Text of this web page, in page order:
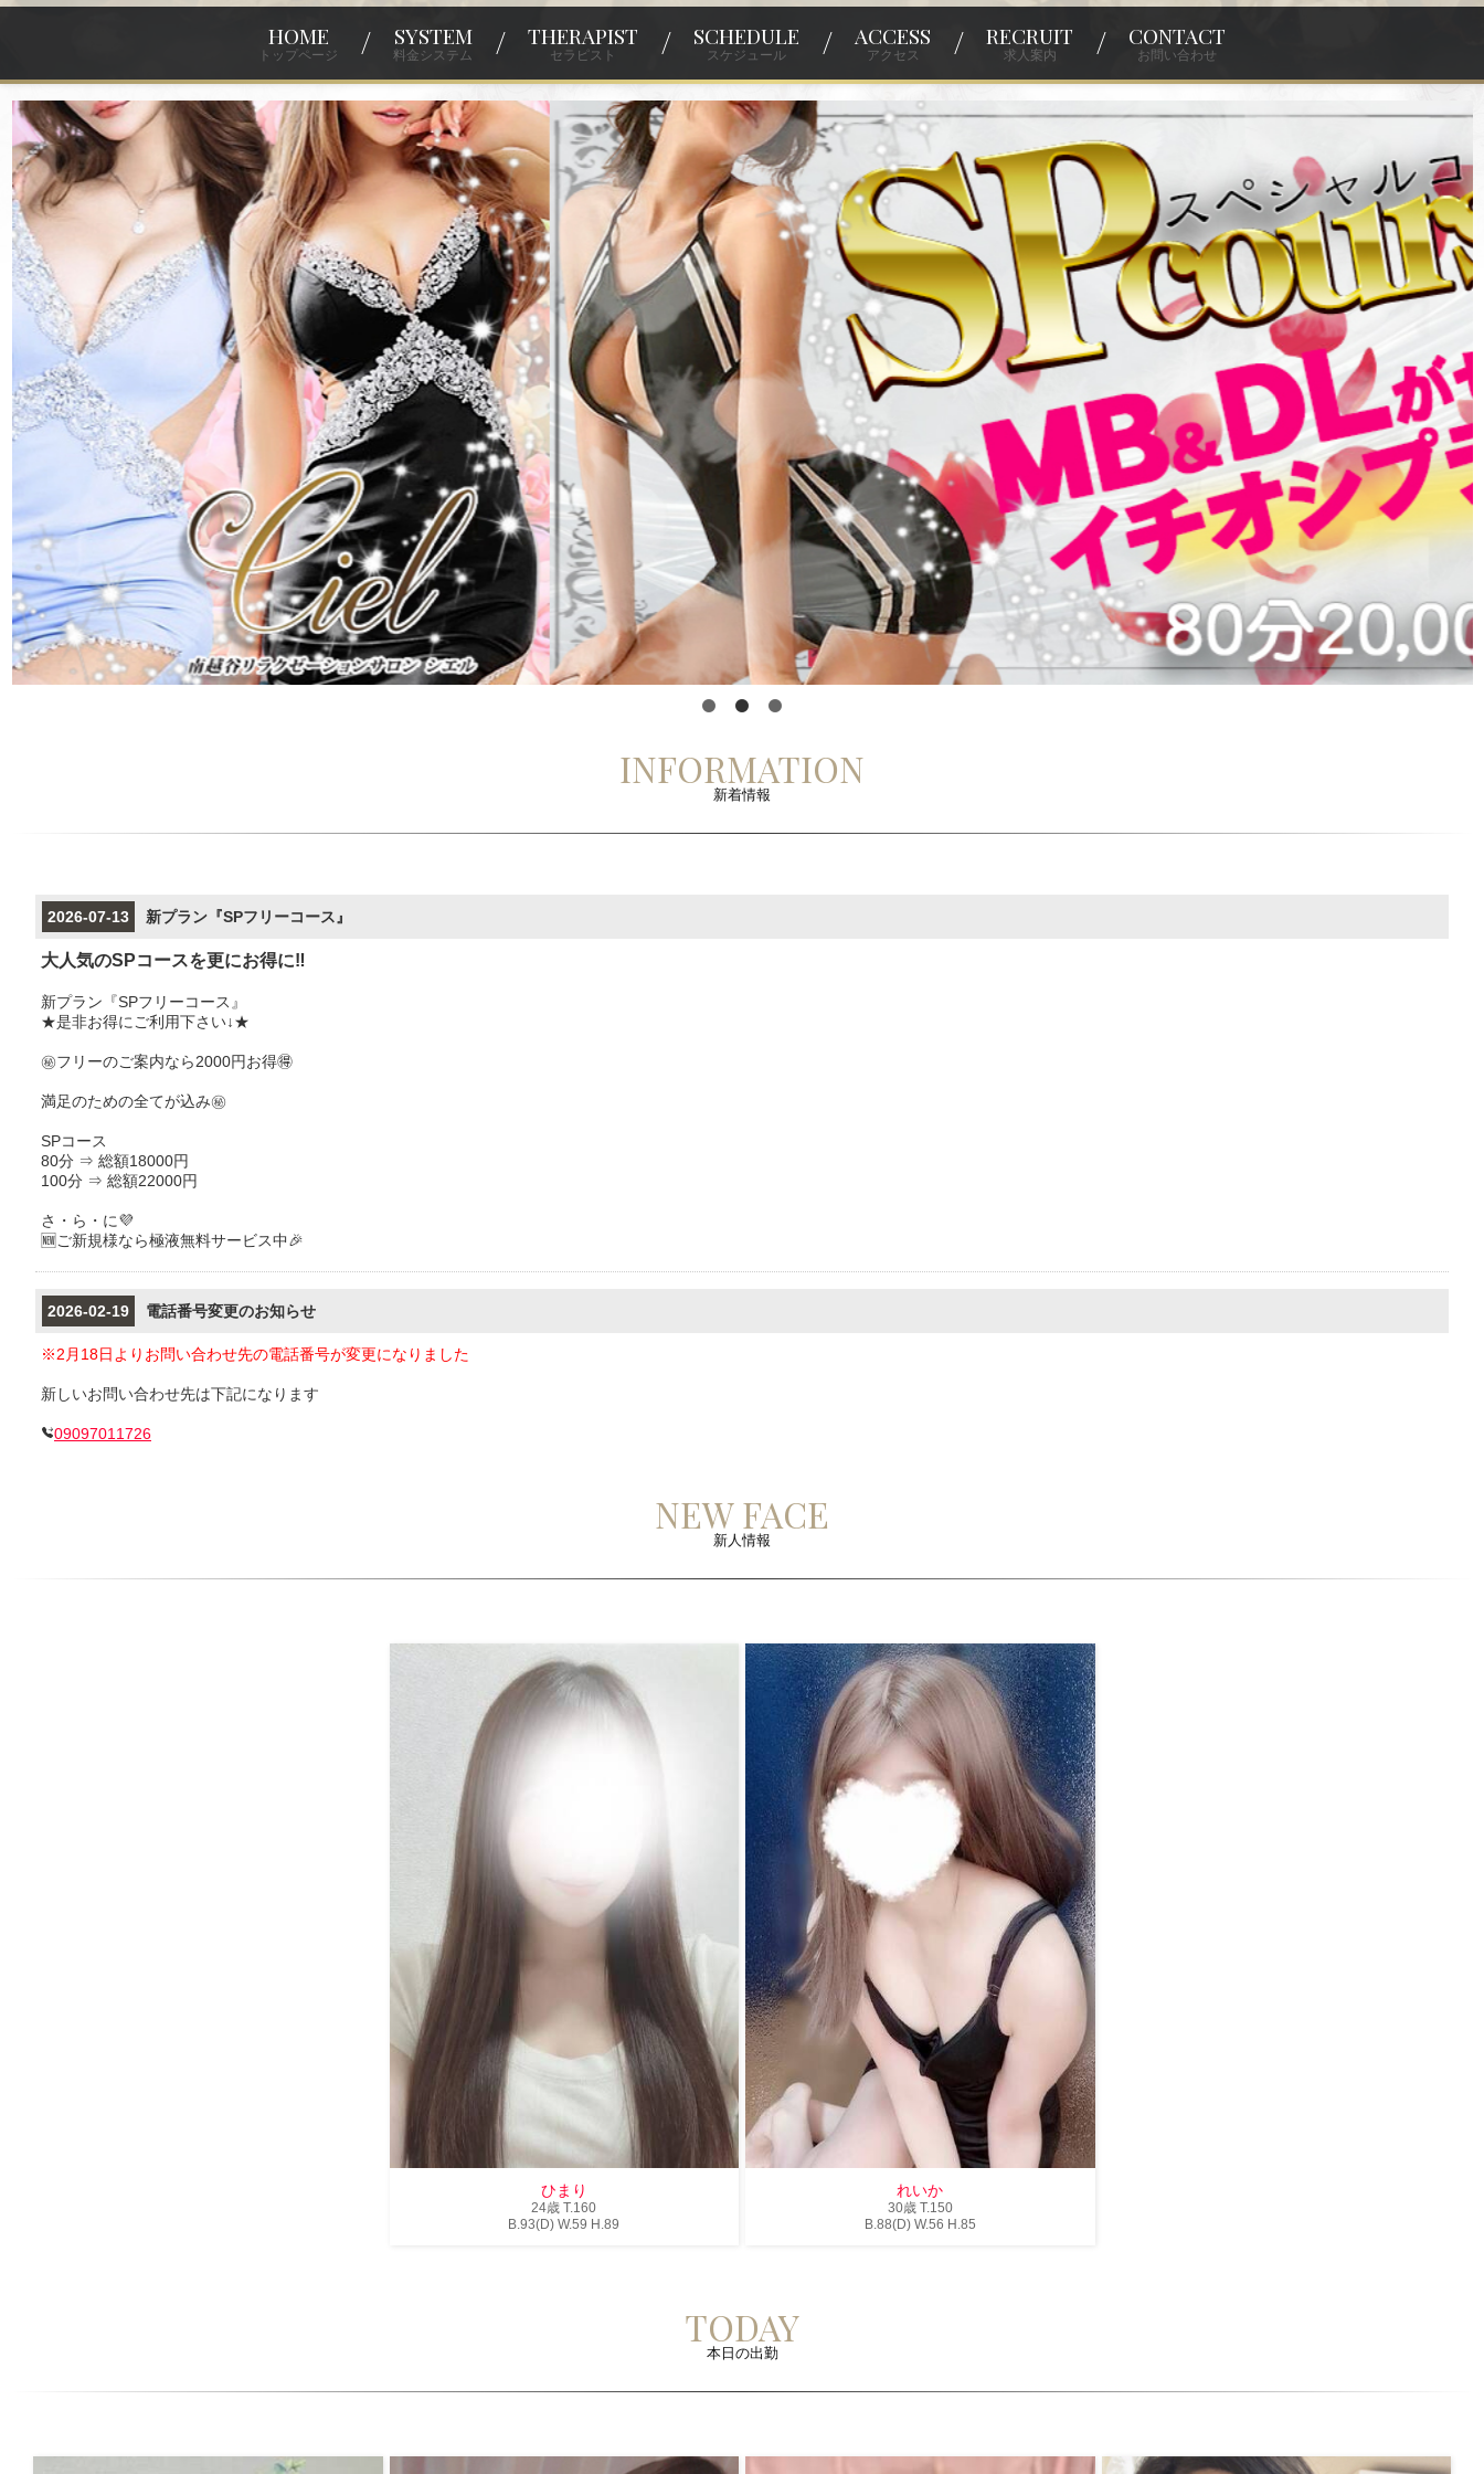
HOME
トップページ
SYSTEM
料金システム
THERAPIST
セラピスト
SCHEDULE
スケジュール
ACCESS
アクセス
RECRUIT
求人案内
CONTACT
お問い合わせ
1 2 3
INFORMATION
新着情報
2026-07-13 新プラン『SPフリーコース』
大人気のSPコースを更にお得に‼️
新プラン『SPフリーコース』
★是非お得にご利用下さい↓★
㊙️フリーのご案内なら2000円お得🉐
満足のための全てが込み㊙️
SPコース
80分 ⇒ 総額18000円
100分 ⇒ 総額22000円
さ・ら・に💜
🆕ご新規様なら極液無料サービス中🎉
2026-02-19 電話番号変更のお知らせ
※2月18日よりお問い合わせ先の電話番号が変更になりました
新しいお問い合わせ先は下記になります
09097011726
NEW FACE
新人情報
ひまり
24歳T.160
B.93(D)W.59 H .89
れいか
30歳 T.150
B.88(D) W.56 H .85
TODAY
本日の出勤